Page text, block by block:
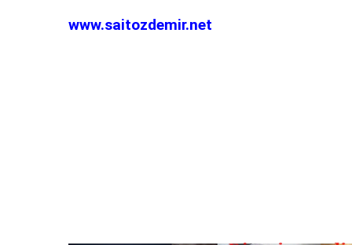
www.saitozdemir.net